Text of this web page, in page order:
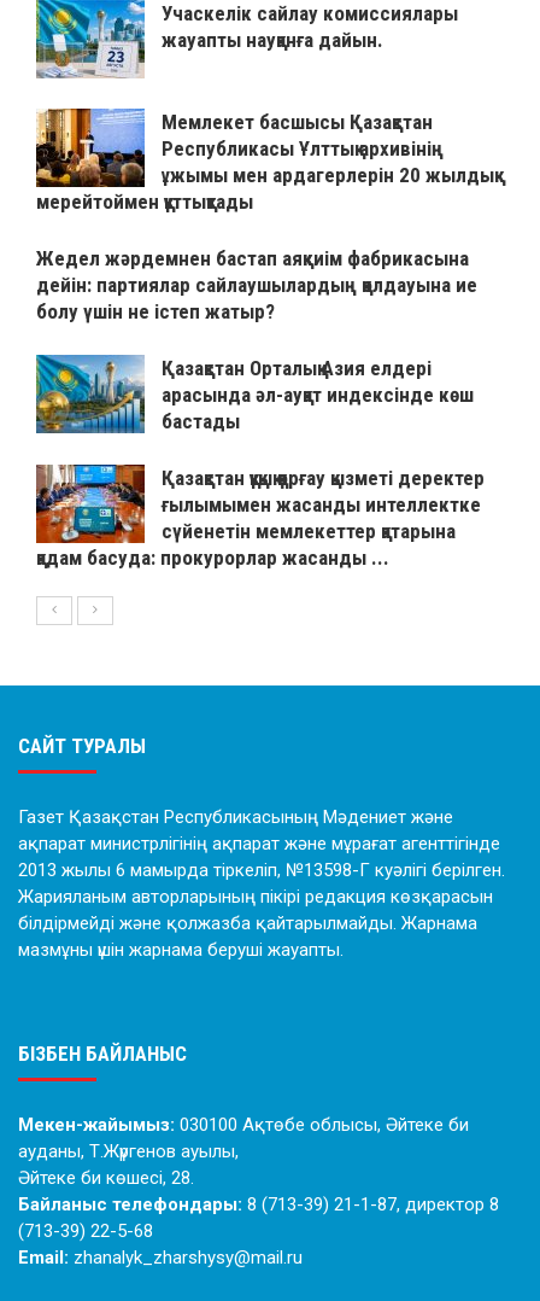
Учаскелік сайлау комиссиялары
жауапты науқанға дайын.
Мемлекет басшысы Қазақстан
Республикасы Ұлттық архивінің
ұжымы мен ардагерлерін 20 жылдық
мерейтоймен құттықтады
Жедел жәрдемнен бастап аяқкиім фабрикасына
дейін: партиялар сайлаушылардың қолдауына ие
болу үшін не істеп жатыр?
Қазақстан Орталық Азия елдері
арасында әл-ауқат индексінде көш
бастады
Қазақстан құқық қорғау қызметі деректер
ғылымымен жасанды интеллектке
сүйенетін мемлекеттер қатарына
қадам басуда: прокурорлар жасанды ...
САЙТ ТУРАЛЫ
Газет Қазақстан Республикасының Мәдениет және
ақпарат министрлігінің ақпарат және мұрағат агенттігінде
2013 жылы 6 мамырда тіркеліп, №13598-Г куәлігі берілген.
Жарияланым авторларының пікірі редакция көзқарасын
білдірмейді және қолжазба қайтарылмайды. Жарнама
мазмұны үшін жарнама беруші жауапты.
БІЗБЕН БАЙЛАНЫС
Мекен-жайымыз: 030100 Ақтөбе облысы, Әйтеке би
ауданы, Т.Жүргенов ауылы,
Әйтеке би көшесі, 28.
Байланыс телефондары: 8 (713-39) 21-1-87, директор 8
(713-39) 22-5-68
Email: zhanalyk_zharshysy@mail.ru